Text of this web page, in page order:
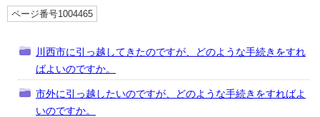
ページ番号1004465
川西市に引っ越してきたのですが、どのような手続きをすれ
ばよいのですか。
市外に引っ越したいのですが、どのような手続きをすればよ
いのですか。